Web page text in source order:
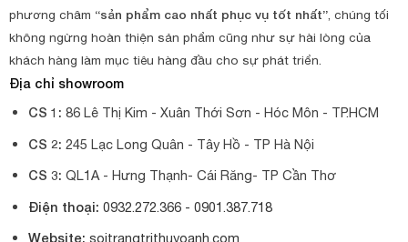
phương châm “sản phẩm cao nhất phục vụ tốt nhất”, chúng tối
không ngừng hoàn thiện sản phẩm cũng như sự hài lòng của
khách hàng làm mục tiêu hàng đầu cho sự phát triển.
Địa chỉ showroom
CS 1: 86 Lê Thị Kim - Xuân Thới Sơn - Hóc Môn - TP.HCM
CS 2: 245 Lạc Long Quân - Tây Hồ - TP Hà Nội
CS 3: QL1A - Hưng Thạnh- Cái Răng- TP Cần Thơ
Điện thoại: 0932.272.366 - 0901.387.718
Website: soitrangtrithuyoanh.com